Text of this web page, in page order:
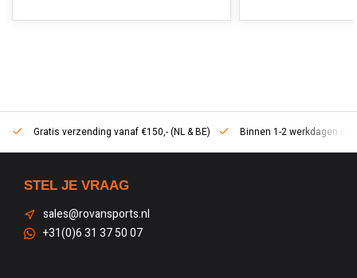
Gratis verzending vanaf €150,- (NL & BE) Binnen 1-2 werkdagen in
STEL JE VRAAG
sales@rovansports.nl
+31(0)6 31 37 50 07